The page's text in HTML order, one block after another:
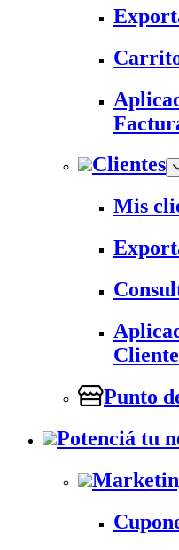
Clientes
Mis
Cliente
Punto
Potenciá tu